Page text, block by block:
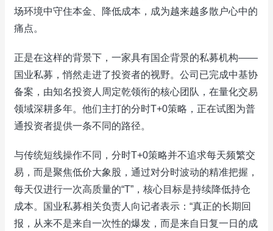
场环境中守住本金、降低成本，成为越来越多散户心中的
痛点。
正是在这样的背景下，一家具有国企背景的私募机构——
国业私募，悄然走进了投资者的视野。公司已完成中基协
备案，由知名投资人周定乾领衔的核心团队，在量化交易
领域深耕多年。他们主打的分时T+0策略，正在试图为普
通投资者提供一条不同的路径。
与传统短线操作不同，分时T+0策略并不追求每天频繁交
易，而是聚焦低价大象股，通过对分时波动的精准把握，
每天仅进行一次高质量的“T”，核心目标是持续降低持仓
成本。国业私募相关负责人向记者表示：“真正的长期回
报，从来不是来自一次性的爆发，而是来自日复一日的成